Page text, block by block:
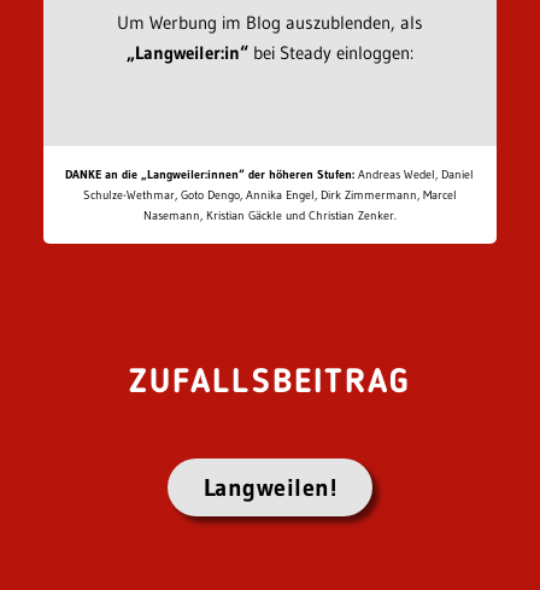
Um Werbung im Blog auszublenden, als
„Langweiler:in“bei Steady einloggen:
DANKE an die „Langweiler:innen“ der höheren Stufen: Andreas Wedel, Daniel
Schulze-Wethmar, Goto Dengo, Annika Engel, Dirk Zimmermann, Marcel
Nasemann, Kristian Gäckle und Christian Zenker.
ZUFALLSBEITRAG
Langweilen!